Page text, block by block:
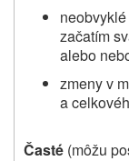
začatím
alebo
zmeny v
a
Časté (môžu